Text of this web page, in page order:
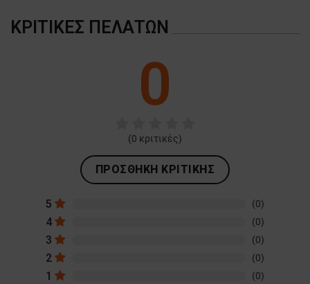
ΚΡΙΤΙΚΈΣ ΠΕΛΑΤΏΝ
0
(0 κριτικές)
ΠΡΟΣΘΉΚΗ ΚΡΙΤΙΚΉΣ
5 (0)
4 (0)
3 (0)
2 (0)
1 (0)